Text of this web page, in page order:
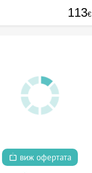
113€
виж офертата